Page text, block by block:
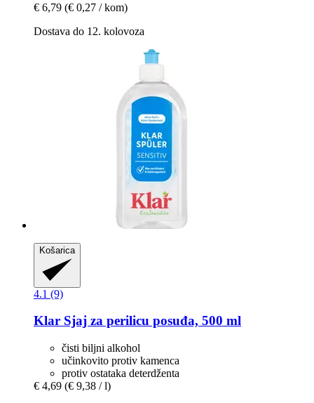
€ 6,79 (€ 0,27 / kom)
Dostava do 12. kolovoza
Košarica
4.1 (9)
Klar Sjaj za perilicu posuđa, 500 ml
čisti biljni alkohol
učinkovito protiv kamenca
protiv ostataka deterdženta
€ 4,69 (€ 9,38 / l)